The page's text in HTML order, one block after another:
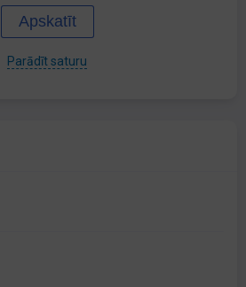
Apskatīt
Parādīt saturu